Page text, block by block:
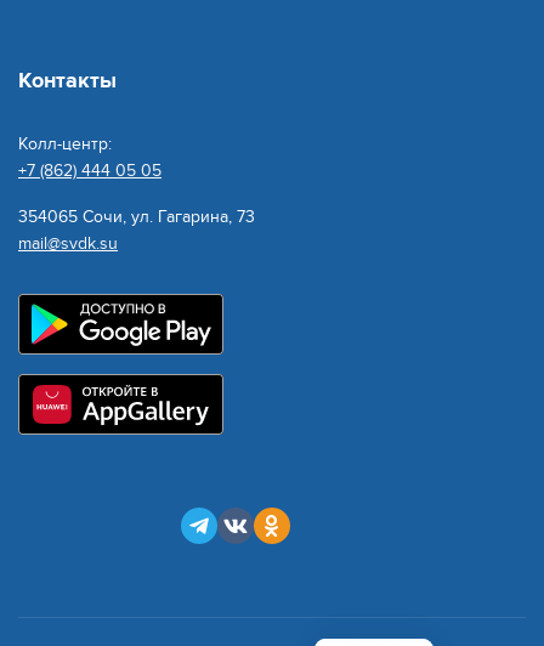
Контакты
Колл-центр:
+7 (862) 444 05 05
354065 Сочи, ул. Гагарина, 73
mail@svdk.su